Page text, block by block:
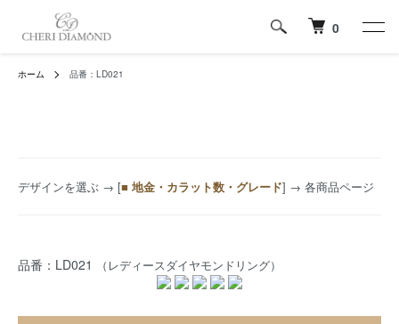
0
ホーム 品番：LD021
デザインを選ぶ → [■ 地金・カラット数・グレード] → 各商品ページ
品番：LD021 （レディースダイヤモンドリング）